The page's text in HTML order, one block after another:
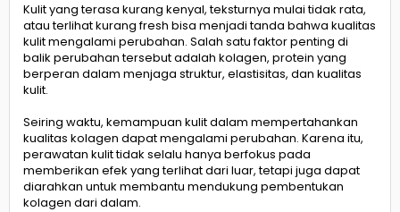
Kulit yang terasa kurang kenyal, teksturnya mulai tidak rata,
atau terlihat kurang fresh bisa menjadi tanda bahwa kualitas
kulit mengalami perubahan. Salah satu faktor penting di
balik perubahan tersebut adalah kolagen, protein yang
berperan dalam menjaga struktur, elastisitas, dan kualitas
kulit.
Seiring waktu, kemampuan kulit dalam mempertahankan
kualitas kolagen dapat mengalami perubahan. Karena itu,
perawatan kulit tidak selalu hanya berfokus pada
memberikan efek yang terlihat dari luar, tetapi juga dapat
diarahkan untuk membantu mendukung pembentukan
kolagen dari dalam.